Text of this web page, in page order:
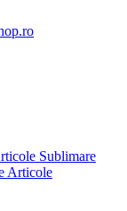
Sublimare
Articole